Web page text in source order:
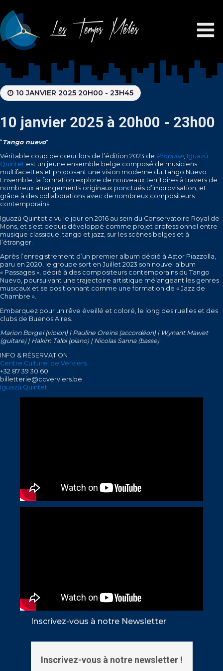
Les Temps Mêlés
10 JANVIER 2025 20H00 - 23H45
10 janvier 2025 à 20h00 - 23h00
“ Tango nuevo"
Véritable coup de cœur lors de l’édition 2023 de Propulse, Iguazú
Quintet est un jeune ensemble belge composé de musiciens
multifacettes et proposant une vision moderne du Tango Nuevo.
Ensemble, la formation explore de nouveaux territoires à travers de
nombreux arrangements originaux ponctués d’improvisation, et
grâce à des collaborations avec de nombreux compositeurs
contemporains.
Iguazú Quintet a vu le jour en 2016 au sein du Conservatoire Royal de
Mons, et s’est depuis développé comme projet professionnel entre
musique classique, tango et jazz, sur les scènes belges et à
l’étranger.
Après l’enregistrement d’un premier album dédié à Astor Piazzolla,
paru en 2020, le groupe sort en Juillet 2023 son nouvel album
« Passages », dédié à des compositeurs contemporains du Tango
Nuevo, poursuivant une trajectoire artistique mélangeant les genres
musicaux et se positionnant comme une formation de « Jazz de
Chambre ».
Embarquez pour un rêve éveillé et coloré, le long des ruelles et des
clubs de Buenos Aires.
Marion Borgel (violon) | Pauline Oreins (accordéon) | Wynant Mawet
(guitare) | Hakim Talbi (piano) | Nicolas Sanna (basse)
INFO & RÉSERVATION :
Centre Culturel de Verviers
+32 87 39 30 60
billetterie@ccverviers.be
Iguazù Quintet
Inscrivez-vous à notre Newsletter
Inscrivez-vous à notre newsletter !